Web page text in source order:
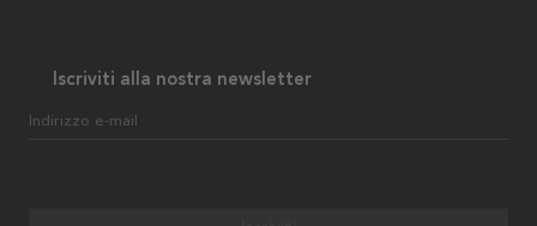
Iscriviti alla nostra newsletter
Indirizzo e-mail